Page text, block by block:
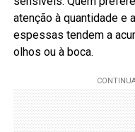
atenção à quantidade e
espessas tendem a
olhos ou à boca.